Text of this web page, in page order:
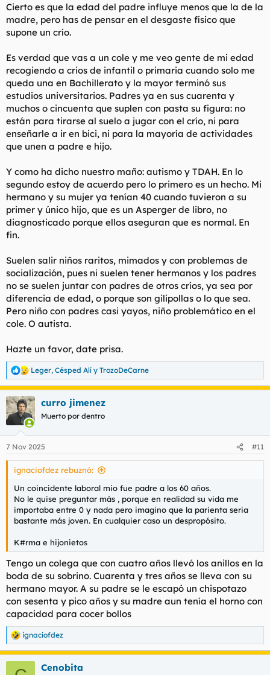
Cierto es que la edad del padre influye menos que la de la
madre, pero has de pensar en el desgaste físico que
supone un crío.
Es verdad que vas a un cole y me veo gente de mi edad
recogiendo a crios de infantil o primaria cuando solo me
queda una en Bachillerato y la mayor terminó sus
estudios universitarios. Padres ya en sus cuarenta y
muchos o cincuenta que suplen con pasta su figura: no
están para tirarse al suelo a jugar con el crío, ni para
enseñarle a ir en bici, ni para la mayoría de actividades
que unen a padre e hijo.
Y como ha dicho nuestro maño: autismo y TDAH. En lo
segundo estoy de acuerdo pero lo primero es un hecho. Mi
hermano y su mujer ya tenían 40 cuando tuvieron a su
primer y único hijo, que es un Asperger de libro, no
diagnosticado porque ellos aseguran que es normal. En
fin.
Suelen salir niños raritos, mimados y con problemas de
socialización, pues ni suelen tener hermanos y los padres
no se suelen juntar con padres de otros críos, ya sea por
diferencia de edad, o porque son gilipollas o lo que sea.
Pero niño con padres casi yayos, niño problemático en el
cole. O autista.
Hazte un favor, date prisa.
R
e
a
c
c
e
s
Leger, Césped Alí y TrozoDeCarne
curro jimenez
Muerto por dentro
7 Nov 2025 #11
ignaciofdez rebuznó:
Un coincidente laboral mio fue padre a los 60 años.
No le quise preguntar más , porque en realidad su vida me
importaba entre 0 y nada pero imagino que la parienta seria
bastante más joven. En cualquier caso un despropósito.
K#rma e hijonietos
Tengo un colega que con cuatro años llevó los anillos en la
boda de su sobrino. Cuarenta y tres años se lleva con su
hermano mayor. A su padre se le escapó un chispotazo
con sesenta y pico años y su madre aun tenía el horno con
capacidad para cocer bollos
R
e
a
ignaciofdez
Cenobita